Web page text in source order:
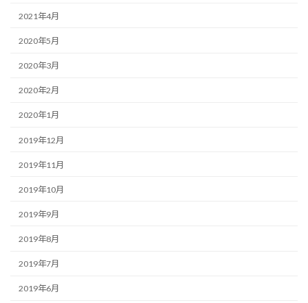
2021年4月
2020年5月
2020年3月
2020年2月
2020年1月
2019年12月
2019年11月
2019年10月
2019年9月
2019年8月
2019年7月
2019年6月